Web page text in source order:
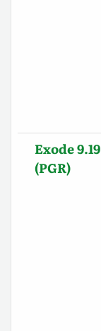
Exode 9.19
(PGR)